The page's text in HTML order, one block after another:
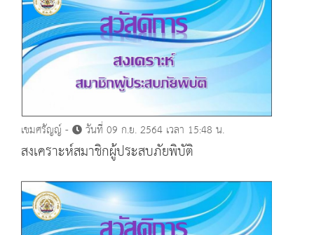
เขมศรัญญ์ - วันที่ 09 ก.ย. 2564 เวลา 15:48 น.
สงเคราะห์สมาชิกผู้ประสบภัยพิบัติ